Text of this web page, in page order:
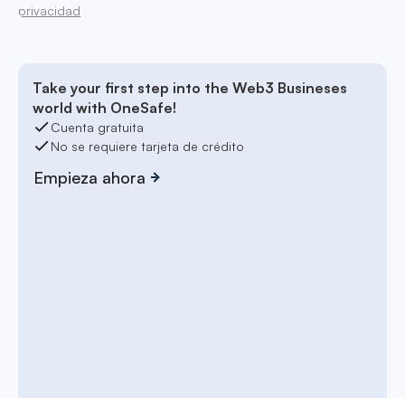
privacidad
Take your first step into the Web3 Busineses
world with OneSafe!
Cuenta gratuita
No se requiere tarjeta de crédito
Empieza ahora